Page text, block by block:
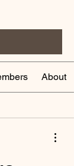
About